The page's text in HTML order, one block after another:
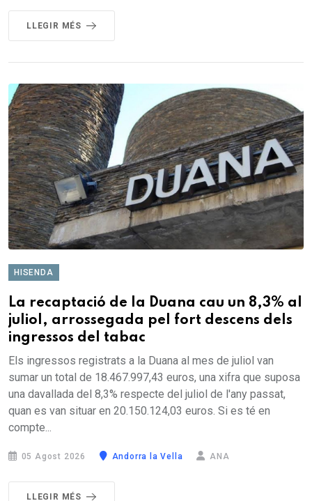
LLEGIR MÉS
HISENDA
La recaptació de la Duana cau un 8,3% al
juliol, arrossegada pel fort descens dels
ingressos del tabac
Els ingressos registrats a la Duana al mes de juliol van
sumar un total de 18.467.997,43 euros, una xifra que suposa
una davallada del 8,3% respecte del juliol de l'any passat,
quan es van situar en 20.150.124,03 euros. Si es té en
compte...
05 Agost 2026 Andorra la Vella ANA
LLEGIR MÉS